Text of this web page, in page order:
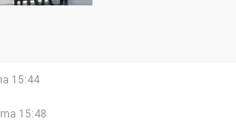
15:44
15:48